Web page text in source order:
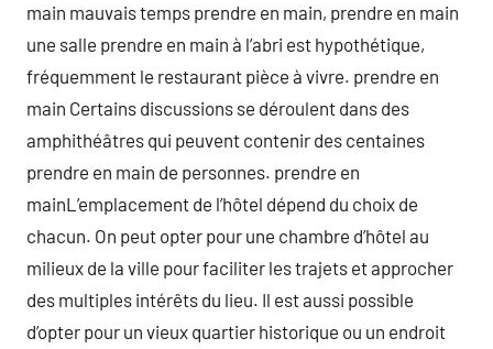
main mauvais temps prendre en main, prendre en main
une salle prendre en main à l’abri est hypothétique,
fréquemment le restaurant pièce à vivre. prendre en
main Certains discussions se déroulent dans des
amphithéâtres qui peuvent contenir des centaines
prendre en main de personnes. prendre en
mainL’emplacement de l’hôtel dépend du choix de
chacun. On peut opter pour une chambre d’hôtel au
milieux de la ville pour faciliter les trajets et approcher
des multiples intérêts du lieu. Il est aussi possible
d’opter pour un vieux quartier historique ou un endroit